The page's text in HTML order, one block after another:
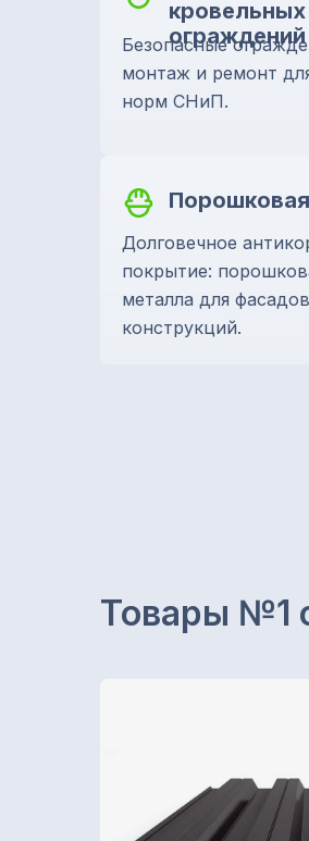
кровельных
ограждений
Безопасные
монтаж и ремонт
норм СНиП.
Долговечное
покрытие:
металла для
конструкций.
Товары №1